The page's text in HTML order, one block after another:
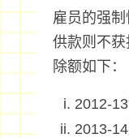
雇员的强
供款则不
除额如下：
2012-
2013-